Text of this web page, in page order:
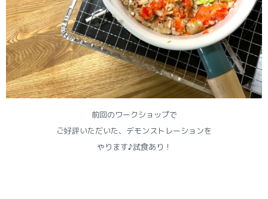
前回のワークショップで
ご好評いただいた、デモンストレーションを
やります♪試食あり！